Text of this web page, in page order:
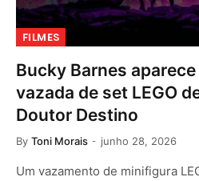
FILMES
Bucky Barnes
vazada de set LEGO
Doutor Destino
By Toni Morais junho 28, 2026
Um vazamento de minifigura